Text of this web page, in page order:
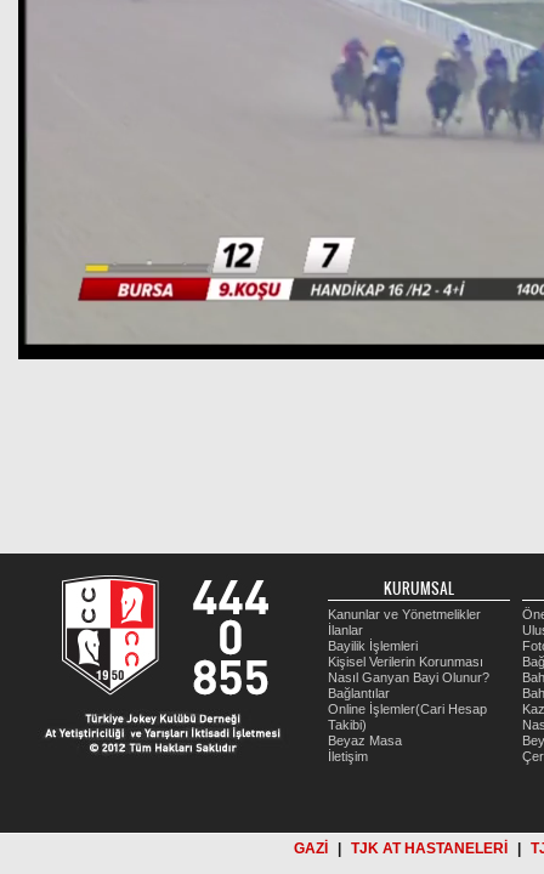
KURUMSAL
Kanunlar ve Yönetmelikler
İlanlar
Bayilik İşlemleri
Kişisel Verilerin Korunması
Nasıl Ganyan Bayi Olunur?
Bağlantılar
Online İşlemler(Cari Hesap
Takibi)
Beyaz Masa
İletişim
GAZİ TJK AT HASTANELERİ